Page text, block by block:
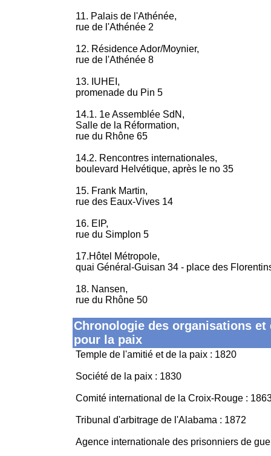
11. Palais de l'Athénée,
rue de l'Athénée 2
12. Résidence Ador/Moynier,
rue de l'Athénée 8
13. IUHEI,
promenade du Pin 5
14.1. 1e Assemblée SdN,
Salle de la Réformation,
rue du Rhône 65
14.2. Rencontres internationales,
boulevard Helvétique, après le no 35
15. Frank Martin,
rue des Eaux-Vives 14
16. EIP,
rue du Simplon 5
17.Hôtel Métropole,
quai Général-Guisan 34 - place des
18. Nansen,
rue du Rhône 50
Chronologie des organisations
pour la paix
Temple de l'amitié et de la paix : 1820
Société de la paix : 1830
Comité international de la Croix-Rouge :
Tribunal d'arbitrage de l'Alabama : 1872
Agence internationale des prisonniers de